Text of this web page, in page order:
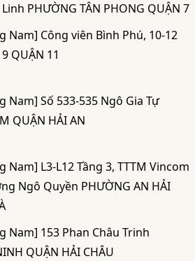
PHƯỜNG TÂN PHONG QUẬN 7
Nam] Công viên Bình Phú, 10-12
QUẬN 11
Nam] Số 533-535 Ngô Gia Tự
QUẬN HẢI AN
Nam] L3-L12 Tầng 3, TTTM Vincom
Ngô Quyền PHƯỜNG AN HẢI
Nam] 153 Phan Châu Trinh
QUẬN HẢI CHÂU